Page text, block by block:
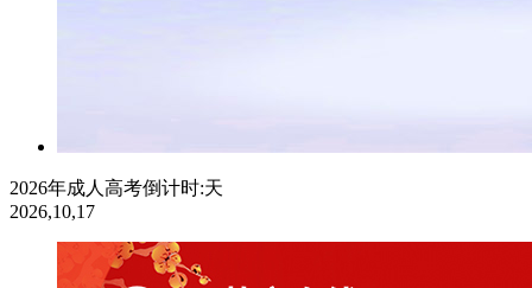
2026年成人高考倒计时:天
2026,10,17